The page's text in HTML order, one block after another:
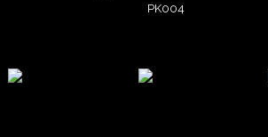
PK004